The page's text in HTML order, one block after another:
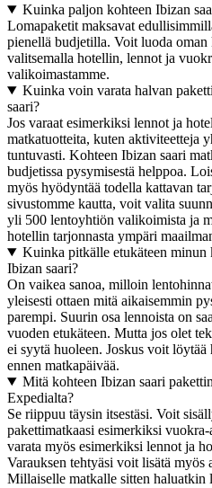
Kuinka paljon kohteen Ibizan
Lomapaketit maksavat
pienellä budjetilla. Voit luoda oman
valitsemalla hotellin, lennot ja
valikoimastamme.
Kuinka voin varata halvan
saari?
Jos varaat esimerkiksi lennot ja
matkatuotteita, kuten aktiviteetteja
tuntuvasti. Kohteen Ibizan saari
budjetissa pysymisestä helppoa.
myös hyödyntää todella kattavan
sivustomme kautta, voit valita
yli 500 lentoyhtiön valikoimista ja
hotellin tarjonnasta ympäri
Kuinka pitkälle etukäteen minun
Ibizan saari?
On vaikea sanoa, milloin
yleisesti ottaen mitä aikaisemmin
parempi. Suurin osa lennoista on
vuoden etukäteen. Mutta jos olet
ei syytä huoleen. Joskus voit
ennen matkapäivää.
Mitä kohteen Ibizan saari
Expedialta?
Se riippuu täysin itsestäsi. Voit
pakettimatkaasi esimerkiksi
varata myös esimerkiksi lennot ja
Varauksen tehtyäsi voit lisätä myös
Millaiselle matkalle sitten haluatkin